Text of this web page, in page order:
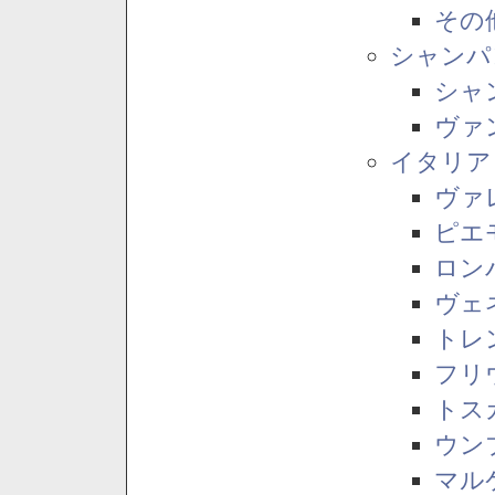
その
シャン
シャ
ヴァ
イタリア
ヴァ
ピエ
ロン
ヴェ
ト
フリ
ト
ウン
マル